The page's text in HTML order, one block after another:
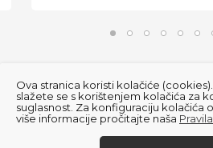
Ova stranica koristi kolačiće
slažete se s korištenjem kolačića za
suglasnost. Za konfiguraciju kolačića
više informacije pročitajte naša